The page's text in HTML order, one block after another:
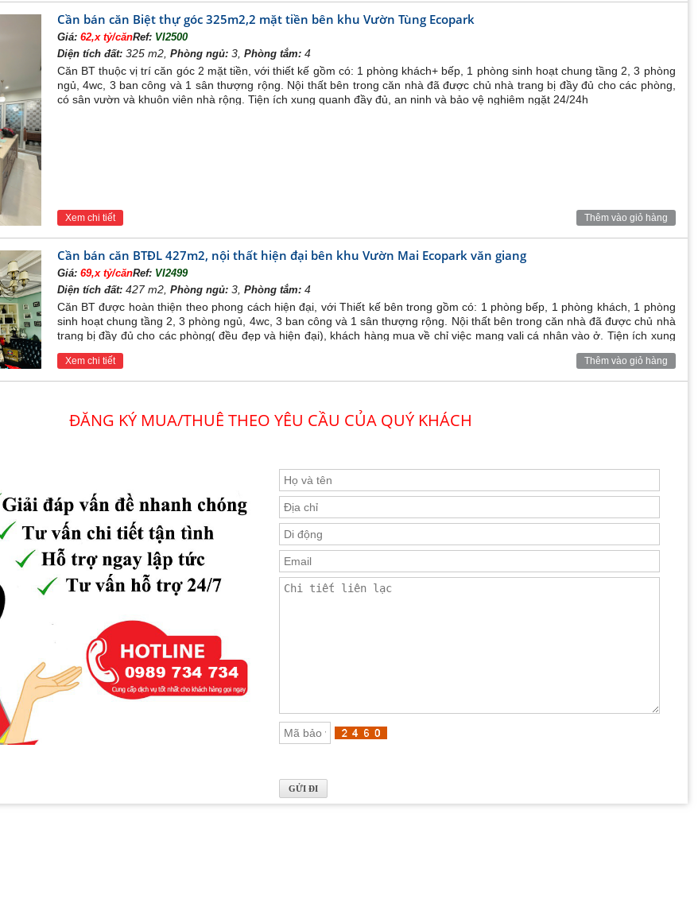
Cần bán căn Biệt thự góc 325m2,2 mặt tiền bên khu Vườn Tùng Ecopark
Giá: 62,x tỷ/cănRef: VI2500
Diện tích đất:325 m2, Phòng ngủ:3, Phòng tắm:4
Căn BT thuộc vị trí căn góc 2 mặt tiền, với thiết kế gồm có: 1 phòng khách+ bếp, 1 phòng sinh hoạt chung tầng 2, 3 phòng
ngủ, 4wc, 3 ban công và 1 sân thượng rộng. Nội thất bên trong căn nhà đã được chủ nhà trang bị đầy đủ cho các phòng,
có sân vườn và khuôn viên nhà rộng. Tiện ích xung quanh đầy đủ, an ninh và bảo vệ nghiêm ngặt 24/24h
Xem chi tiết Thêm vào giỏ hàng
Cần bán căn BTĐL 427m2, nội thất hiện đại bên khu Vườn Mai Ecopark văn giang
Giá: 69,x tỷ/cănRef: VI2499
Diện tích đất:427 m2, Phòng ngủ:3, Phòng tắm:4
Căn BT được hoàn thiện theo phong cách hiện đại, với Thiết kế bên trong gồm có: 1 phòng bếp, 1 phòng khách, 1 phòng
sinh hoạt chung tầng 2, 3 phòng ngủ, 4wc, 3 ban công và 1 sân thượng rộng. Nội thất bên trong căn nhà đã được chủ nhà
trang bị đầy đủ cho các phòng( đều đẹp và hiện đại), khách hàng mua về chỉ việc mang vali cá nhân vào ở. Tiện ích xung
Xem chi tiết Thêm vào giỏ hàng
ĐĂNG KÝ MUA/THUÊ THEO YÊU CẦU CỦA QUÝ KHÁCH